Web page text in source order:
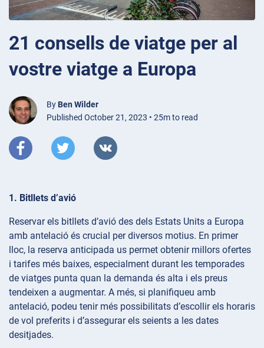
21 consells de viatge per al
vostre viatge a Europa
By Ben Wilder
Published October 21, 2023 • 25m to read
1. Bitllets d’avió
Reservar els bitllets d’avió des dels Estats Units a Europa
amb antelació és crucial per diversos motius. En primer
lloc, la reserva anticipada us permet obtenir millors ofertes
i tarifes més baixes, especialment durant les temporades
de viatges punta quan la demanda és alta i els preus
tendeixen a augmentar. A més, si planifiqueu amb
antelació, podeu tenir més possibilitats d’escollir els horaris
de vol preferits i d’assegurar els seients a les dates
desitjades.